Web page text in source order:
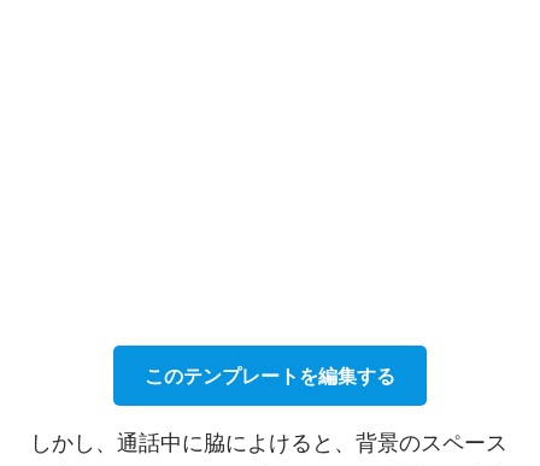
このテンプレートを編集する
しかし、通話中に脇によけると、背景のスペース